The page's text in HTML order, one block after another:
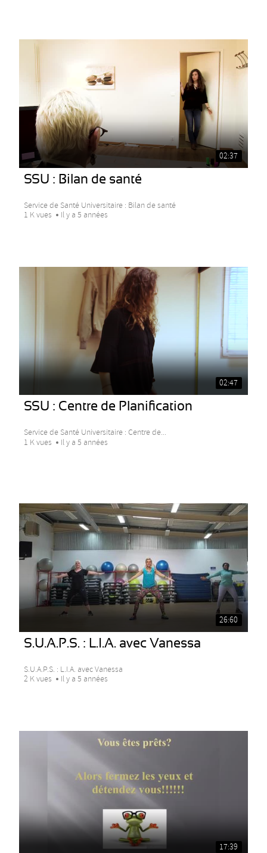
02:37
SSU : Bilan de santé
Service de Santé Universitaire : Bilan de santé
1 K vues
Il y a 5 années
02:47
SSU : Centre de Planification
Service de Santé Universitaire : Centre de...
1 K vues
Il y a 5 années
26:60
S.U.A.P.S. : L.I.A. avec Vanessa
S.U.A.P.S. : L.I.A. avec Vanessa
2 K vues
Il y a 5 années
17:39